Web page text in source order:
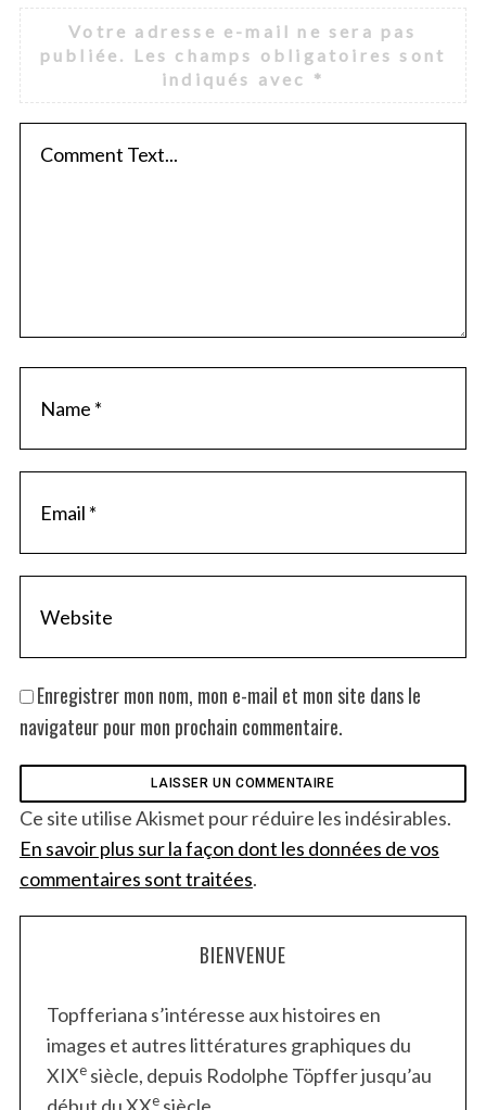
Votre adresse e-mail ne sera pas
publiée.
Les champs obligatoires sont
indiqués avec *
Enregistrer mon nom, mon e-mail et mon site dans le
navigateur pour mon prochain commentaire.
Ce site utilise Akismet pour réduire les indésirables.
En savoir plus sur la façon dont les données de vos
commentaires sont traitées.
BIENVENUE
Topfferiana s’intéresse aux histoires en
images et autres littératures graphiques du
XIXesiècle, depuis Rodolphe Töpffer jusqu’au
e